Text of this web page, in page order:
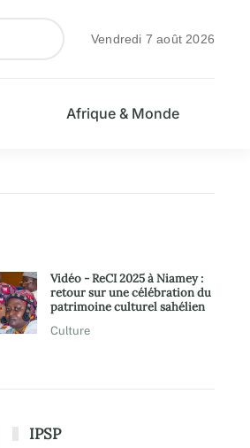
Vendredi 7 août 2026
Afrique & Monde
Vidéo - ReCI 2025 à Niamey :
retour sur une célébration du
patrimoine culturel sahélien
Culture
IPSP